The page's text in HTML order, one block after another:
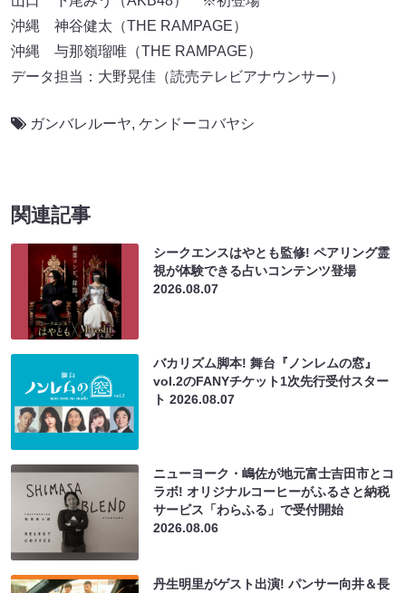
沖縄 神谷健太（THE RAMPAGE）
沖縄 与那嶺瑠唯（THE RAMPAGE）
データ担当：大野晃佳（読売テレビアナウンサー）
ガンバレルーヤ, ケンドーコバヤシ
関連記事
シークエンスはやとも監修! ペアリング霊
視が体験できる占いコンテンツ登場
2026.08.07
バカリズム脚本! 舞台『ノンレムの窓』
vol.2のFANYチケット1次先行受付スター
ト2026.08.07
ニューヨーク・嶋佐が地元富士吉田市とコ
ラボ! オリジナルコーヒーがふるさと納税
サービス「わらふる」で受付開始
2026.08.06
丹生明里がゲスト出演! パンサー向井＆長